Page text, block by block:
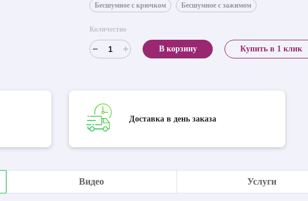
Бесшумное с крючком Бесшумное с зажимом
Количество
В корзину Купить в 1 клик
Доставка в день заказа
Видео Услуги